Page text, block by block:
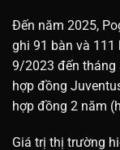
Đến năm 2025,
ghi 91 bàn và 111
9/2023 đến
hợp đồng
hợp đồng 2 năm
Giá trị thị trường